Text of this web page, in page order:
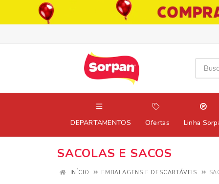
DEPARTAMENTOS Ofertas Linha
SACOLAS E SACOS
INÍCIO EMBALAGENS E DESCARTÁVEIS